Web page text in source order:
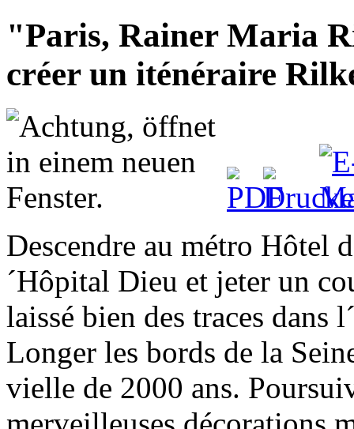
"Paris, Rainer Maria
créer un iténéraire
Descendre au métro Hôtel
´Hôpital Dieu et jeter un
laissé bien des traces dans
Longer les bords de la
vielle de 2000 ans.